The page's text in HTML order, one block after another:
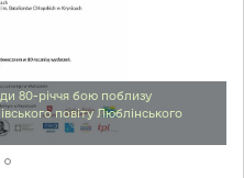
80-річчя бою поблизу
повіту Люблінського